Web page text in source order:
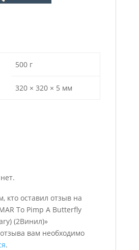
500 г
320 × 320 × 5 мм
кто оставил отзыв на
To Pimp A Butterfly
(2Винил)»
вам необходимо
.